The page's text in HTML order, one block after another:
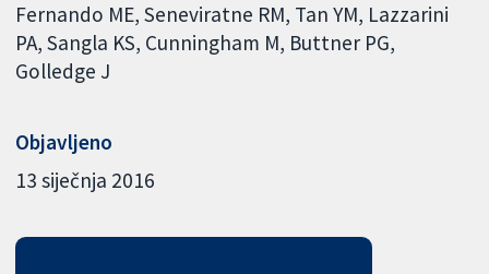
Fernando ME Seneviratne RM Tan YM Lazzarini
PA Sangla KS Cunningham M Buttner PG
Golledge J
Objavljeno
13 siječnja 2016